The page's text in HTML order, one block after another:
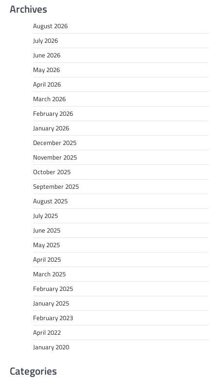
Archives
August 2026
July 2026
June 2026
May 2026
April 2026
March 2026
February 2026
January 2026
December 2025
November 2025
October 2025
September 2025
August 2025
July 2025
June 2025
May 2025
April 2025
March 2025
February 2025
January 2025
February 2023
April 2022
January 2020
Categories